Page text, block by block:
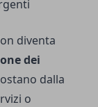
diventa
dei
dalla
o